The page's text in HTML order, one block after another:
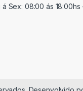
Sex: 08:00 ás 18:00hs